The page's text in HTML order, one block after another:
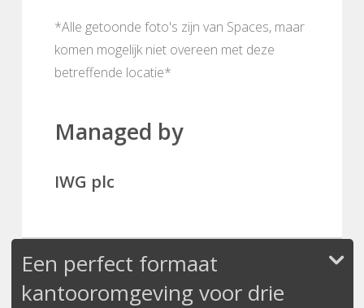
*Alle getoonde foto's zijn van Spaces, maar
komen mogelijk niet overeen met deze
betreffende locatie*
Managed by
IWG plc
Een perfect formaat
kantooromgeving voor drie